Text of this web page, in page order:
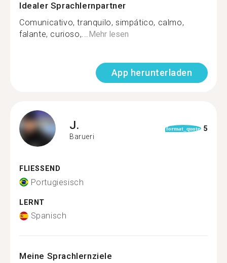
Idealer Sprachlernpartner
Comunicativo, tranquilo, simpático, calmo,
falante, curioso,...Mehr lesen
App herunterladen
J.
Barueri
format_quote 5
FLIESSEND
Portugiesisch
LERNT
Spanisch
Meine Sprachlernziele